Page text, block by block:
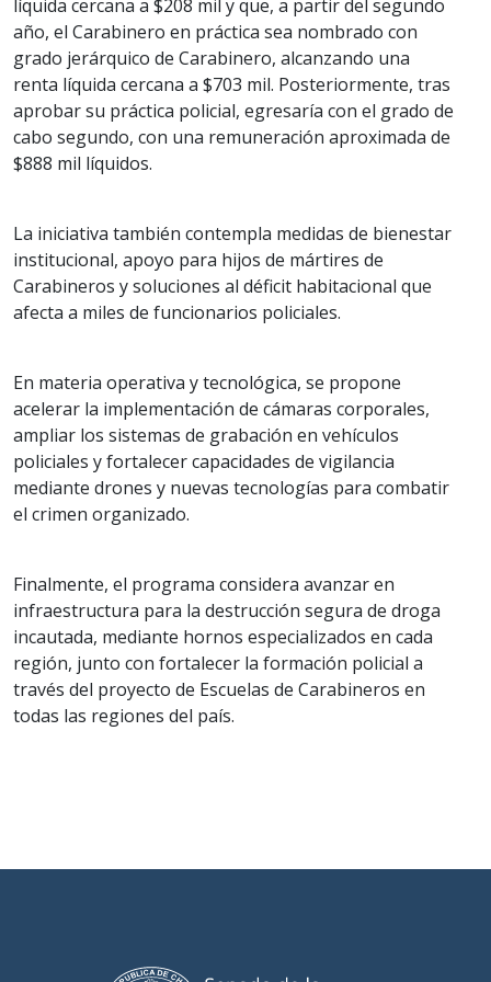
líquida cercana a $208 mil y que, a partir del segundo
año, el Carabinero en práctica sea nombrado con
grado jerárquico de Carabinero, alcanzando una
renta líquida cercana a $703 mil. Posteriormente, tras
aprobar su práctica policial, egresaría con el grado de
cabo segundo, con una remuneración aproximada de
$888 mil líquidos.
La iniciativa también contempla medidas de bienestar
institucional, apoyo para hijos de mártires de
Carabineros y soluciones al déficit habitacional que
afecta a miles de funcionarios policiales.
En materia operativa y tecnológica, se propone
acelerar la implementación de cámaras corporales,
ampliar los sistemas de grabación en vehículos
policiales y fortalecer capacidades de vigilancia
mediante drones y nuevas tecnologías para combatir
el crimen organizado.
Finalmente, el programa considera avanzar en
infraestructura para la destrucción segura de droga
incautada, mediante hornos especializados en cada
región, junto con fortalecer la formación policial a
través del proyecto de Escuelas de Carabineros en
todas las regiones del país.